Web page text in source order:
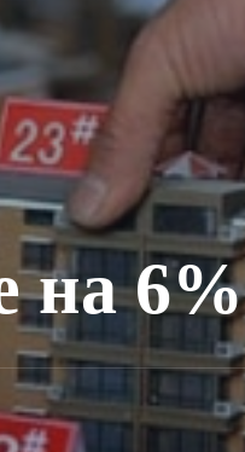
на 6%